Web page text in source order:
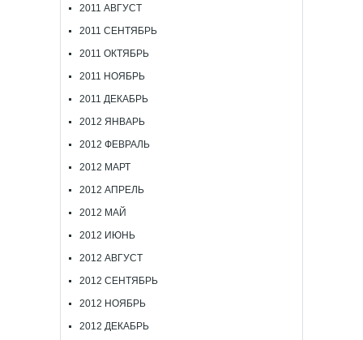
2011 АВГУСТ
2011 СЕНТЯБРЬ
2011 ОКТЯБРЬ
2011 НОЯБРЬ
2011 ДЕКАБРЬ
2012 ЯНВАРЬ
2012 ФЕВРАЛЬ
2012 МАРТ
2012 АПРЕЛЬ
2012 МАЙ
2012 ИЮНЬ
2012 АВГУСТ
2012 СЕНТЯБРЬ
2012 НОЯБРЬ
2012 ДЕКАБРЬ